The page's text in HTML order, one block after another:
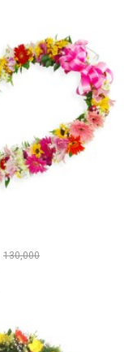
130,000